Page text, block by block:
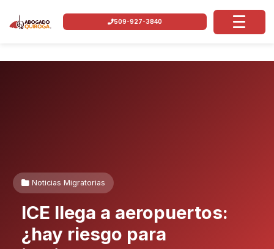
509-927-3840
Noticias Migratorias
ICE llega a aeropuertos:
¿hay riesgo para